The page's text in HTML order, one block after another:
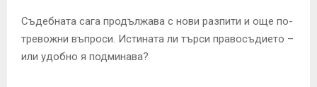
Съдебната сага продължава с нови разпити и още по-
тревожни въпроси. Истината ли търси правосъдието –
или удобно я подминава?